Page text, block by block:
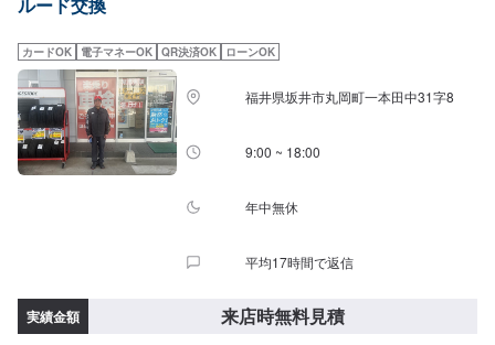
カードOK 電子マネーOK QR決済OK ローンOK
福井県坂井市丸岡町一本田中31字8
9:00 ~ 18:00
年中無休
平均17時間で返信
実績金額 来店時無料見積